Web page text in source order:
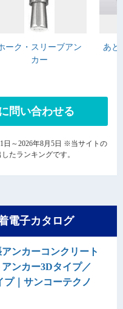
ーク・スリーブアン
カー
あと
問い合わせる
日～2026年8月5日 ※当サイトの
たランキングです。
電子カタログ
ンカーコンクリート
ンカー3Dタイプ／
プ｜サンコーテクノ